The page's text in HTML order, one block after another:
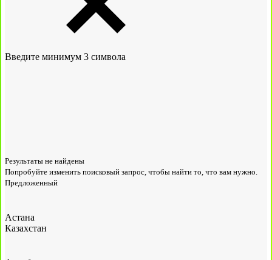
Введите минимум 3 символа
Результаты не найдены
Попробуйте изменить поисковый запрос, чтобы найти то, что вам нужно.
Предложенный
Астана
Казахстан